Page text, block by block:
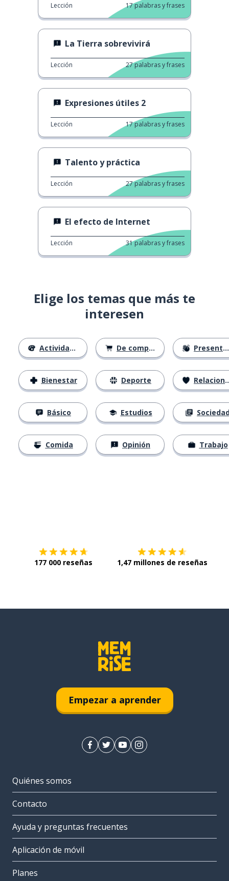
Lección 17palabras y frases
La Tierra sobrevivirá
Lección 27palabras y frases
Expresiones útiles 2
Lección 17palabras y frases
Talento y práctica
Lección 27palabras y frases
El efecto de Internet
Lección 31palabras y frases
Elige los temas que más te
interesen
Actividades
Bienestar
Básico
Comida
De compras
Deporte
Estudios
Opinión
Presentación
Relaciones
Trabajo
177 000 reseñas 1,47 millones de reseñas
Empezar a aprender
Quiénes somos
Contacto
Ayuda y preguntas frecuentes
Aplicación de móvil
Planes